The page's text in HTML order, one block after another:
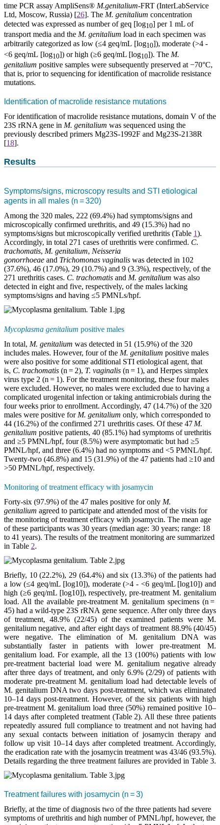
time PCR assay AmpliSens® M.genitalium-FRT (InterLabService
Ltd, Moscow, Russia) [26]. The M. genitalium concentration
detected was expressed as number of geq [log10] per 1 mL of
transport media and the M. genitalium load in each specimen was
arbitrarily categorized as low (≤4 geq/mL [log10]), moderate (>4 -
<6 geq/mL [log10]) or high (≥6 geq/mL [log10]). The M.
genitalium positive samples were subsequently preserved at −70°C,
that is, prior to sequencing for identification of macrolide resistance
mutations.
Identification of macrolide resistance mutations
For identification of macrolide resistance mutations, domain V of the
23S rRNA gene in M. genitalium was sequenced using the
previously described primers Mg23S-1992F and Mg23S-2138R
[18].
Results
Symptoms/signs, microscopy results and STI etiological
agents in all males (n = 320)
Among the 320 males, 222 (69.4%) had symptoms/signs and
microscopically confirmed urethritis, and 49 (15.3%) had no
symptoms/signs but microscopically verified urethritis (Table 1).
Accordingly, in total 271 cases of urethritis were confirmed. C.
trachomatis, M. genitalium, Neisseria
gonorrhoeae and Trichomonas vaginalis was detected in 102
(37.6%), 46 (17.0%), 29 (10.7%) and 9 (3.3%), respectively, of the
271 urethritis cases. C. trachomatis and M. genitalium was also
detected in eight and five, respectively, of the males lacking
symptoms/signs and having ≤5 PMNLs/hpf.
Mycoplasma genitalium positive males
In total, M. genitalium was detected in 51 (15.9%) of the 320
includes males. However, four of the M. genitalium positive males
were also positive for some additional STI etiological agent, that
is, C. trachomatis (n = 2), T. vaginalis (n = 1), and Herpes simplex
virus type 2 (n = 1). For the treatment monitoring, these four males
were excluded. However, no males were excluded due to having a
complicated urogenital infection or taking antimicrobials during the
four weeks prior to enrollment. Accordingly, 47 (14.7%) of the 320
males were positive for M. genitalium only, which corresponded to
44 (16.2%) of the confirmed 271 urethritis cases. Of these 47 M.
genitalium positive patients, 40 (85.1%) had symptoms of urethritis
and ≥5 PMNL/hpf, four (8.5%) were asymptomatic but had ≥5
PMNL/hpf, and three (6.4%) had no symptoms and <5 PMNL/hpf.
Twenty-two (46.8%) and 15 (31.9%) of the 47 patients had ≥10 and
>50 PMNL/hpf, respectively.
Monitoring of treatment efficacy with josamycin
Forty-six (97.9%) of the 47 males positive for only M.
genitalium agreed to participate and attended most of the visits for
the monitoring of treatment efficacy with josamycin. The mean age
of these participants was 30 years (median age: 30 years; range: 18
to 41 years). The results of the treatment monitoring are summarized
in Table 2.
Briefly, 10 (22.2%), 29 (64.4%) and six (13.3%) of the patients had
a low (≤4 geq/mL [log10]), moderate (>4 - <6 geq/mL [log10]) and
high (≥6 geq/mL [log10]), respectively, pre-treatment M. genitalium
load. All the available pre-treatment M. genitalium specimens (n =
45) had a wild-type 23S rRNA gene sequence. After only three days
of treatment, 48.9% (22/45) of the examined patients were M.
genitalium negative, and after eight days of treatment 88.9% (40/45)
were negative. The elimination of M. genitalium DNA was
substantially faster in patients with lower pre-treatment M.
genitalium load. For example, all the 13 (100%) patients with low
pre-treatment bacterial load were M. genitalium negative already
after three days of treatment, and only 6.9% (2/29) of patients with
moderate pre-treatment M. genitalium load had detectable levels of
M. genitalium DNA two days post-treatment, which was eliminated
10–14 days post-treatment. However, of the six patients with high
pre-treatment M. genitalium load three (50%) remained positive 10–
14 days after completed treatment (Table 2). All these three patients
repeatedly assured full compliance to treatment and not having had
any sexual contacts between initiation of josamycin therapy and
follow up visit 10–14 days after completed treatment. Accordingly,
the eradication rate with the josamycin treatment was 43/46 (93.5%).
Details regarding the three treatment failures are provided in Table 3.
Treatment failures with josamycin (n = 3)
Briefly, at the time of diagnosis two of the three patients had severe
symptoms of urethritis and high number of PMNL/hpf, however, the